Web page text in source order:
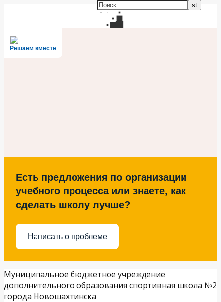
Решаем вместе
Есть предложения по организации
учебного процесса или знаете, как
сделать школу лучше?
Написать о проблеме
Муниципальное бюджетное учреждение
дополнительного образования спортивная школа №2
города Новошахтинска